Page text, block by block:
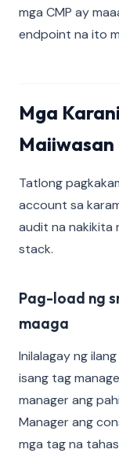
mga CMP ay
endpoint na ito
Mga
Tatlong
account sa
audit na nakikita
stack.
Pag-load ng
maaga
Inilalagay ng
isang tag
manager ang
Manager ang
mga tag na